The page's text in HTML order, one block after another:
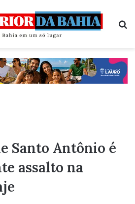
Santo Antônio é
assalto na